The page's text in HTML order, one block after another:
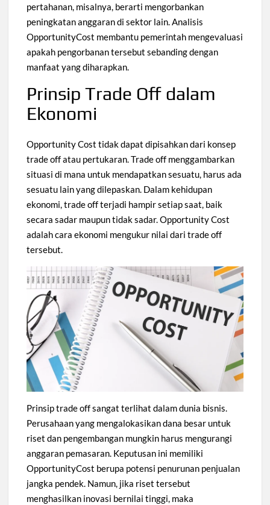
pertahanan, misalnya, berarti mengorbankan
peningkatan anggaran di sektor lain. Analisis
OpportunityCost membantu pemerintah mengevaluasi
apakah pengorbanan tersebut sebanding dengan
manfaat yang diharapkan.
Prinsip Trade Off dalam
Ekonomi
Opportunity Cost tidak dapat dipisahkan dari konsep
trade off atau pertukaran. Trade off menggambarkan
situasi di mana untuk mendapatkan sesuatu, harus ada
sesuatu lain yang dilepaskan. Dalam kehidupan
ekonomi, trade off terjadi hampir setiap saat, baik
secara sadar maupun tidak sadar. Opportunity Cost
adalah cara ekonomi mengukur nilai dari trade off
tersebut.
Prinsip trade off sangat terlihat dalam dunia bisnis.
Perusahaan yang mengalokasikan dana besar untuk
riset dan pengembangan mungkin harus mengurangi
anggaran pemasaran. Keputusan ini memiliki
OpportunityCost berupa potensi penurunan penjualan
jangka pendek. Namun, jika riset tersebut
menghasilkan inovasi bernilai tinggi, maka